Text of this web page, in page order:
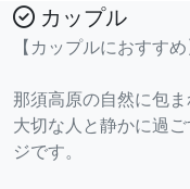
カップル
【カップルにおすすめ
那須高原の自然に包
大切な人と静かに過
ジです。